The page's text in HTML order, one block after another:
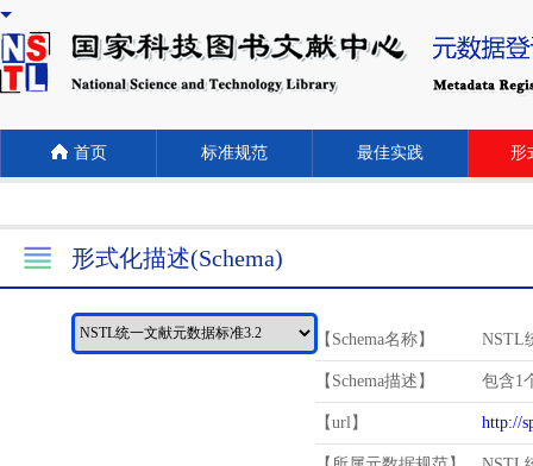
首页 标准规范 最佳实践 形
形式化描述(Schema)
【Schema名称】 NSTL
【Schema描述】 包含1
【url】 http://